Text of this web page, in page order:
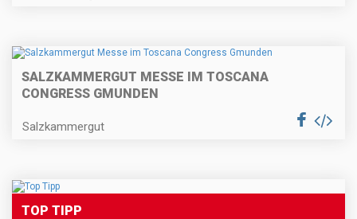
SALZKAMMERGUT MESSE IM TOSCANA
CONGRESS GMUNDEN
Salzkammergut
TOP TIPP